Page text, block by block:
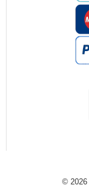
© 2026